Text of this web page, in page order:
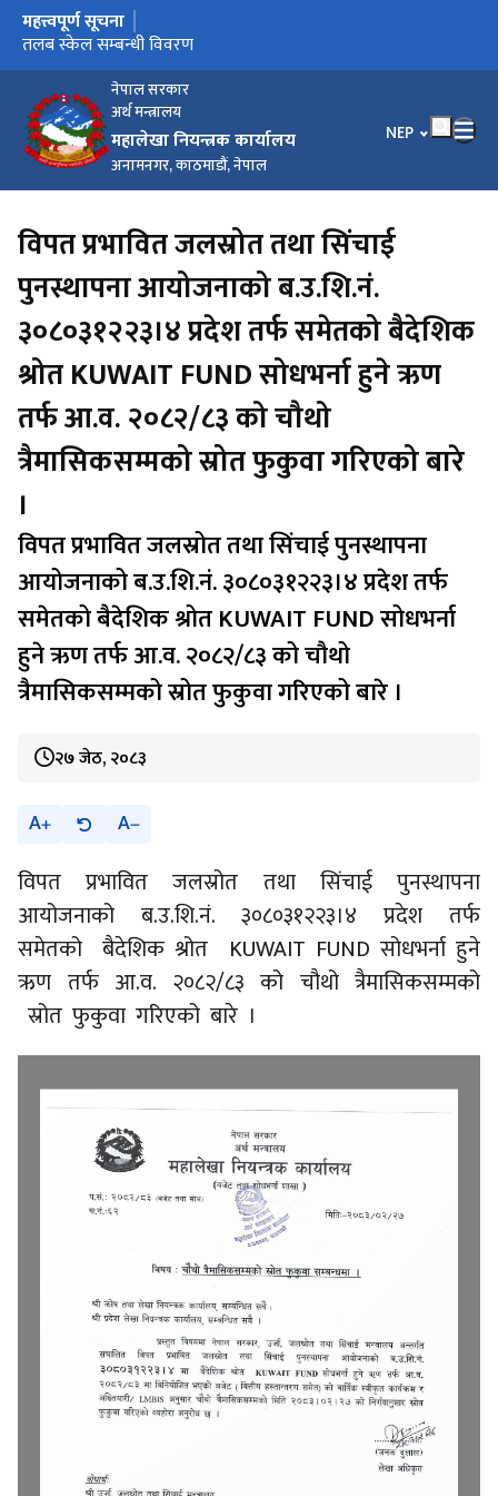
नेपाल सरकार
अर्थ मन्त्रालय
महालेखा नियन्त्रक कार्यालय
अनामनगर, काठमाडौं, नेपाल
भाषा चयन गर्नुहोस्
NEP
मुख्य नेभिगेसनमा जानुहोस्
महत्त्वपूर्ण सूचना
सुत्र प्रणाली सञ्चालन सम्बन्धी सूचना
तलब स्केल सम्बन्धी विवरण
महंगी भत्ता, पोशाक भत्ता र विशेष भत्ता सम्बन्धी विवरण
धरौटी तथा कार्य सञ्चालन कोष विविध खाताको रकम सदरस्याहा गर्ने
सम्बन्धी सूचना
e-Pension Verification User Manual
विपत प्रभावित जलस्रोत तथा सिंचाई
पुनस्थापना आयोजनाको ब.उ.शि.नं.
३०८०३१२२३।४ प्रदेश तर्फ समेतको बैदेशिक
श्रोत KUWAIT FUND सोधभर्ना हुने ऋण
तर्फ आ.व. २०८२/८३ को चौथो
त्रैमासिकसम्मको स्रोत फुकुवा गरिएको बारे
।
विपत प्रभावित जलस्रोत तथा सिंचाई पुनस्थापना
आयोजनाको ब.उ.शि.नं. ३०८०३१२२३।४ प्रदेश तर्फ
समेतको बैदेशिक श्रोत KUWAIT FUND सोधभर्ना
हुने ऋण तर्फ आ.व. २०८२/८३ को चौथो
त्रैमासिकसम्मको स्रोत फुकुवा गरिएको बारे ।
२७ जेठ, २०८३
A A
विपत प्रभावित जलस्रोत तथा सिंचाई पुनस्थापना
आयोजनाको ब.उ.शि.नं. ३०८०३१२२३।४ प्रदेश तर्फ
समेतको बैदेशिक श्रोत KUWAIT FUND सोधभर्ना हुने
ऋण तर्फ आ.व. २०८२/८३ को चौथो त्रैमासिकसम्मको
स्रोत फुकुवा गरिएको बारे ।